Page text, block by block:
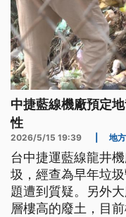
中捷藍線機廠預定
性
2026/5/15 19:39 地方
台中捷運藍線龍井
圾，經查為早年垃
題遭到質疑。另外
層樓高的廢土，目